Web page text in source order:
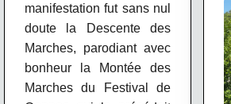
manifestation fut sans nul
doute la Descente des
Marches, parodiant avec
bonheur la Montée des
Marches du Festival de